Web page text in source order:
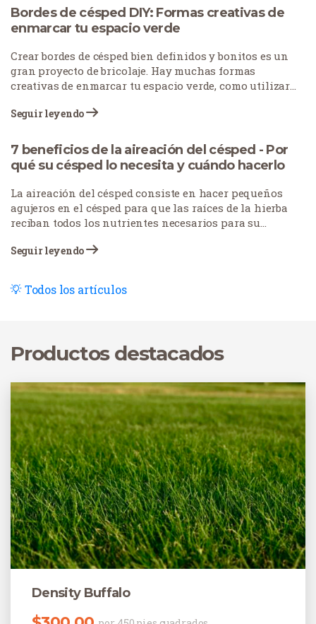
Todos los artículos
las condiciones meteorológicas estresan el césped. ¿La
buena noticia? No tiene por qué empezar de nuevo con
su césped. Con el enfoque adecuado, puedes arreglar
esas monstruosidades y devolver la belleza a tu jardín.
Bordes de césped DIY: Formas creativas de
enmarcar tu espacio verde
Crear bordes de césped bien definidos y bonitos es un
gran proyecto de bricolaje. Hay muchas formas
creativas de enmarcar tu espacio verde, como utilizar
acentuar caminos y elementos clave e incorporar
Seguir leyendo
7 beneficios de la aireación del césped - Por
qué su césped lo necesita y cuándo hacerlo
La aireación del césped consiste en hacer pequeños
agujeros en el césped para que las raíces de la hierba
reciban todos los nutrientes necesarios para su
menudo descuidada, desempeña un papel vital en el
fincas realizan cada vez más esta tarea en una época
concreta del año para obtener los mejores resultados.
Seguir leyendo
Productos destacados
Density Buffalo